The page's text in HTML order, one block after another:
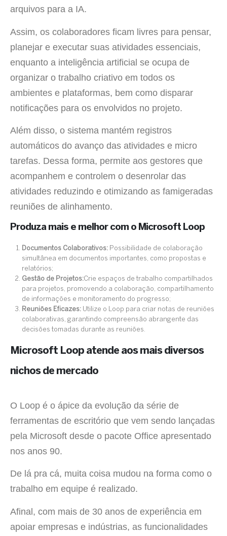
arquivos para a IA.
Assim, os colaboradores ficam livres para pensar,
planejar e executar suas atividades essenciais,
enquanto a inteligência artificial se ocupa de
organizar o trabalho criativo em todos os
ambientes e plataformas, bem como disparar
notificações para os envolvidos no projeto.
Além disso, o sistema mantém registros
automáticos do avanço das atividades e micro
tarefas. Dessa forma, permite aos gestores que
acompanhem e controlem o desenrolar das
atividades reduzindo e otimizando as famigeradas
reuniões de alinhamento.
Produza mais e melhor com o Microsoft Loop
Documentos Colaborativos: Possibilidade de colaboração
simultânea em documentos importantes, como propostas e
relatórios;
Gestão de Projetos:Crie espaços de trabalho compartilhados
para projetos, promovendo a colaboração, compartilhamento
de informações e monitoramento do progresso;
Reuniões Eficazes: Utilize o Loop para criar notas de reuniões
colaborativas, garantindo compreensão abrangente das
decisões tomadas durante as reuniões.
Microsoft Loop atende aos mais diversos
nichos de mercado
O Loop é o ápice da evolução da série de
ferramentas de escritório que vem sendo lançadas
pela Microsoft desde o pacote Office apresentado
nos anos 90.
De lá pra cá, muita coisa mudou na forma como o
trabalho em equipe é realizado.
Afinal, com mais de 30 anos de experiência em
apoiar empresas e indústrias, as funcionalidades